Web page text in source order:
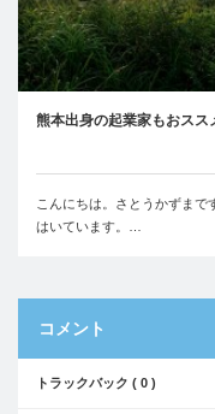
熊本出身の起業家もおス
こんにちは。さとうかずまで
はいています。…
コメント
トラックバック ( 0 )